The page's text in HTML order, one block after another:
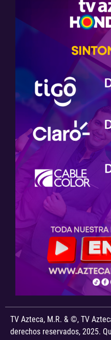
TV Azteca, M.R. & ©, TV
derechos reservados, 2025.